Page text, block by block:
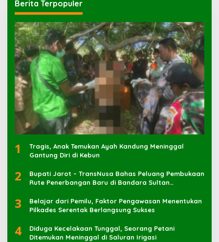
Berita Terpopuler
1
Tragis, Anak Temukan Ayah Kandung Meninggal
Gantung Diri di Kebun
2
Bupati Jarot – TransNusa Bahas Peluang Pembukaan
Rute Penerbangan Baru di Bandara Sultan
3
Belajar dari Pemilu, Faktor Pengawasan Menentukan
Pilkades Serentak Berlangsung Sukses
4
Diduga Kecelakaan Tunggal, Seorang Petani
Ditemukan Meninggal di Saluran Irigasi